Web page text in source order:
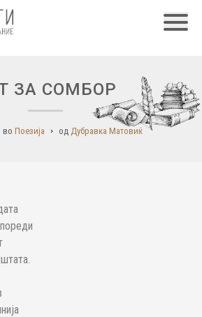
ЗА СОМБОР
во Поезија од Дубравка Матовиќ